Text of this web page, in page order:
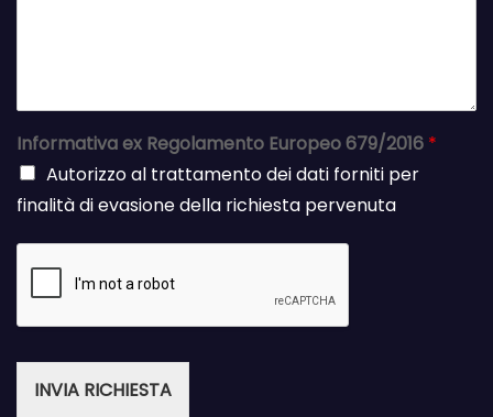
Informativa ex Regolamento Europeo 679/2016 *
Autorizzo al trattamento dei dati forniti per
finalità di evasione della richiesta pervenuta
INVIA RICHIESTA